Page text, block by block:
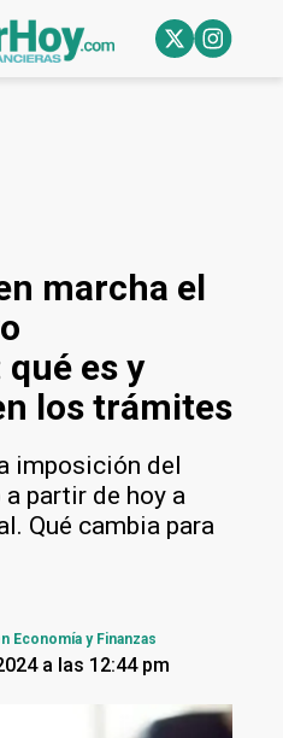
marcha el
es y
los trámites
imposición del
partir de hoy a
Qué cambia para
Economía y Finanzas
a las 12:44 pm